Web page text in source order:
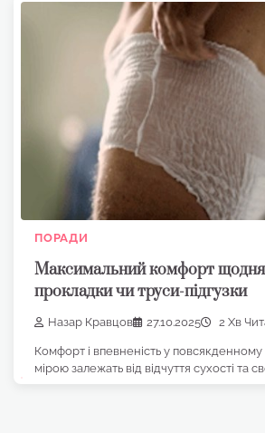
ПОРАДИ
Максимальний комфорт
прокладки чи труси-підгузки
Назар Кравцов 27.10.2025 2 Хв
Комфорт і впевненість у
мірою залежать від відчуття сухості та